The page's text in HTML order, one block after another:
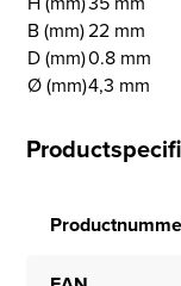
B (mm)22 mm
D (mm)0.8 mm
Ø (mm)4,3 mm